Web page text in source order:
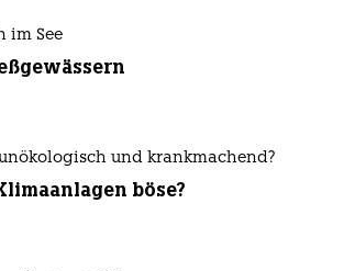
im See
unökologisch und krankmachend?
böse?